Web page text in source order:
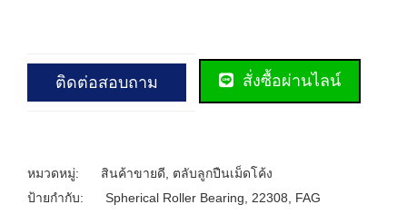
ติดต่อสอบถาม สั่งซื้อผ่านไลน์
หมวดหมู่: สินค้าขายดี
ตลับลูกปืนเม็ดโค้ง
ป้ายกำกับ:
Spherical Roller Bearing 22308 FAG